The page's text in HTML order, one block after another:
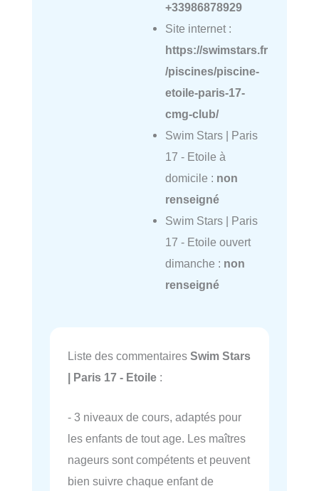
+33986878929
Site internet :
https://swimstars.fr
/piscines/piscine-
etoile-paris-17-
cmg-club/
Swim Stars | Paris
17 - Etoile à
domicile : non
renseigné
Swim Stars | Paris
17 - Etoile ouvert
dimanche : non
renseigné
Liste des commentaires Swim Stars
| Paris 17 - Etoile :
- 3 niveaux de cours, adaptés pour
les enfants de tout age. Les maîtres
nageurs sont compétents et peuvent
bien suivre chaque enfant de